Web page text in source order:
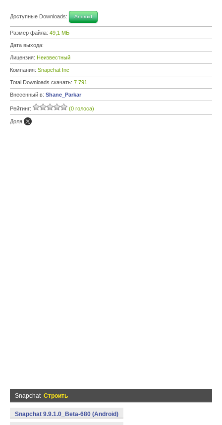
Доступные Downloads: Android
Размер файла: 49,1 МБ
Дата выхода:
Лицензия: Неизвестный
Компания: Snapchat Inc
Total Downloads скачать: 7 791
Внесенный в: Shane_Parkar
Рейтинг: (0 голоса)
Доля:
Snapchat Строить
Snapchat 9.9.1.0_Beta-680 (Android)